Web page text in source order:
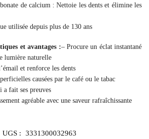
de calcium : Nettoie les dents et élimine les
utilisée depuis plus de 130 ans
et avantages :– Procure un éclat instantané
lumière naturelle
et renforce les dents
causées par le café ou le tabac
fait ses preuves
agréable avec une saveur rafraîchissante
UGS :
3331300032963